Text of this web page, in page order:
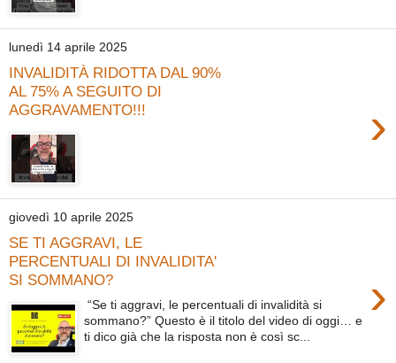
lunedì 14 aprile 2025
INVALIDITÀ RIDOTTA DAL 90%
AL 75% A SEGUITO DI
AGGRAVAMENTO!!!
›
giovedì 10 aprile 2025
SE TI AGGRAVI, LE
PERCENTUALI DI INVALIDITA'
SI SOMMANO?
›
“Se ti aggravi, le percentuali di invalidità si
sommano?” Questo è il titolo del video di oggi… e
ti dico già che la risposta non è così sc...